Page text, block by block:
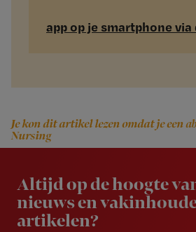
app op je smartphone
Je kon dit artikel lezen omdat je een
Nursing
Altijd op de hoogte
nieuws en
artikelen?